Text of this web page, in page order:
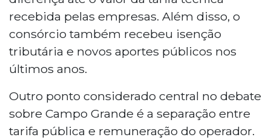
recebida pelas empresas. Além disso, o
consórcio também recebeu isenção
tributária e novos aportes públicos nos
últimos anos.
Outro ponto considerado central no debate
sobre Campo Grande é a separação entre
tarifa pública e remuneração do operador.